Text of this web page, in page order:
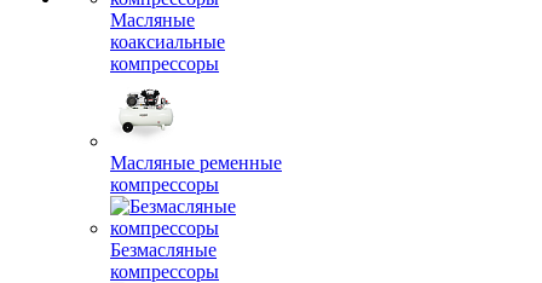
Масляные
коаксиальные
компрессоры
Масляные ременные
компрессоры
Безмасляные
компрессоры